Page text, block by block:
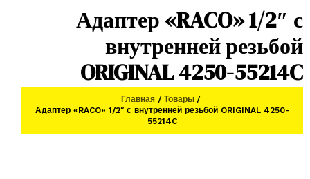
Адаптер «RACO» 1/2″ с
внутренней резьбой
ORIGINAL 4250-55214C
Главная
Товары
Адаптер «RACO» 1/2″ с внутренней резьбой ORIGINAL 4250-
55214C